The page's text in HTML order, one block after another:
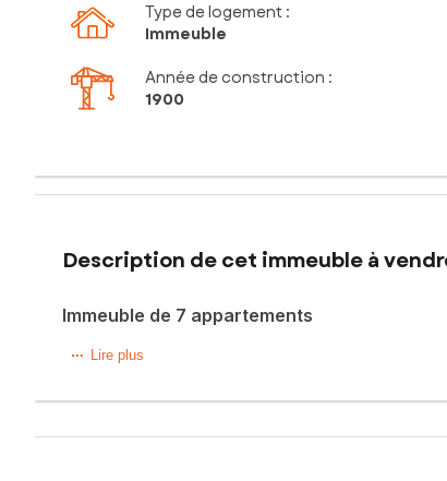
Type de logement :
Immeuble
Année de construction :
1900
Description de cet immeuble à
Immeuble de 7 appartements
En exclusivité, une opportunité rare à la vente sur
bien entretenu. Situé dans un secteur calme,
Jeremy Martins, votre conseiller Safti, qui se fera un
Lire plus